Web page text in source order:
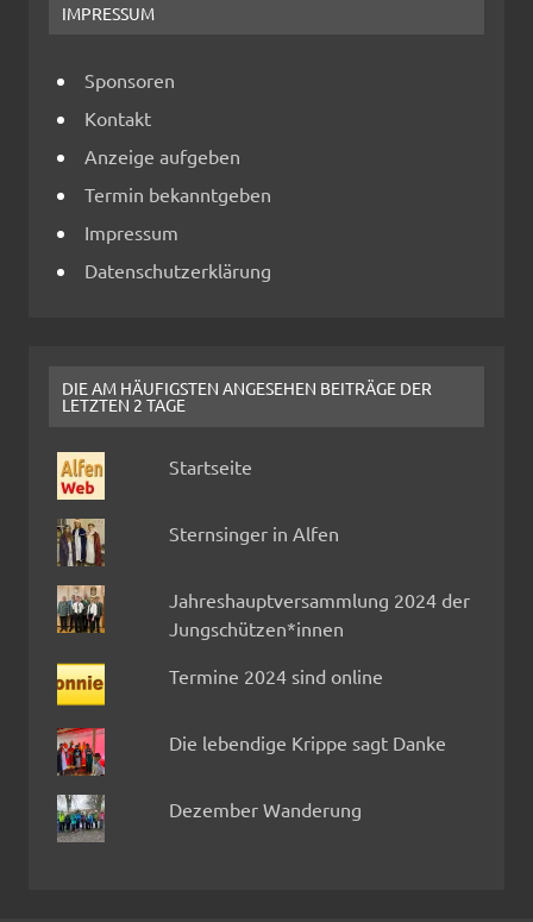
IMPRESSUM
Sponsoren
Kontakt
Anzeige aufgeben
Termin bekanntgeben
Impressum
Datenschutzerklärung
DIE AM HÄUFIGSTEN ANGESEHEN BEITRÄGE DER
LETZTEN 2 TAGE
Startseite
Sternsinger in Alfen
Jahreshauptversammlung 2024 der
Jungschützen*innen
Termine 2024 sind online
Die lebendige Krippe sagt Danke
Dezember Wanderung